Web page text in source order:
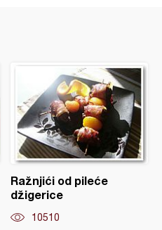
Ražnjići od pileće
džigerice
10510